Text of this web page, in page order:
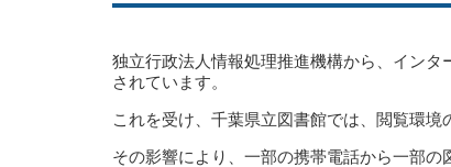
独立行政法人情報処理推進機構から、イン
されています。
これを受け、千葉県立図書館では、閲覧環境
その影響により、一部の携帯電話から一部の